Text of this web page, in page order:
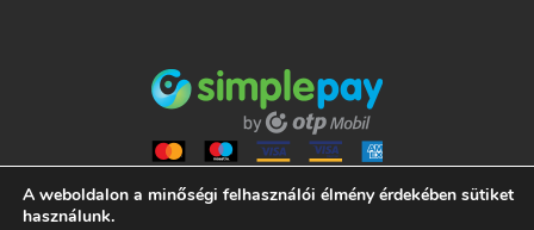
A weboldalon a minőségi felhasználói élmény érdekében sütiket
használunk.